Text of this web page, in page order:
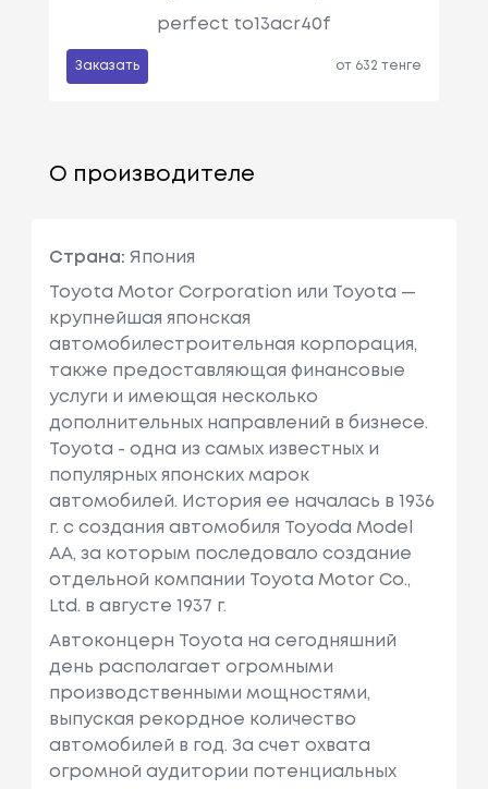
perfect to13acr40f
Заказать от 632 тенге
О производителе
Страна: Япония
Toyota Motor Corporation или Toyota —
крупнейшая японская
автомобилестроительная корпорация,
также предоставляющая финансовые
услуги и имеющая несколько
дополнительных направлений в бизнесе.
Toyota - одна из самых известных и
популярных японских марок
автомобилей. История ее началась в 1936
г. с создания автомобиля Toyoda Model
AA, за которым последовало создание
отдельной компании Toyota Motor Co.,
Ltd. в августе 1937 г.
Автоконцерн Toyota на сегодняшний
день располагает огромными
производственными мощностями,
выпуская рекордное количество
автомобилей в год. За счет охвата
огромной аудитории потенциальных